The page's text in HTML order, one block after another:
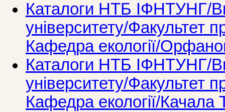
Каталоги НТБ ІФНТУНГ/
університету/Факультет
Кафедра екології/
Каталоги НТБ ІФНТУНГ/
університету/Факультет
Кафедра екології/Качала